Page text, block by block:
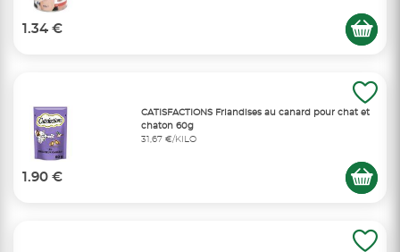
1.34 €
CATISFACTIONS Friandises au canard pour chat et
chaton 60g
31,67 €/KILO
1.90 €